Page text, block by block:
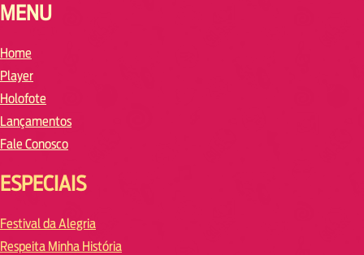
MENU
Home
Player
Holofote
Lançamentos
Fale Conosco
ESPECIAIS
Festival da Alegria
Respeita Minha História